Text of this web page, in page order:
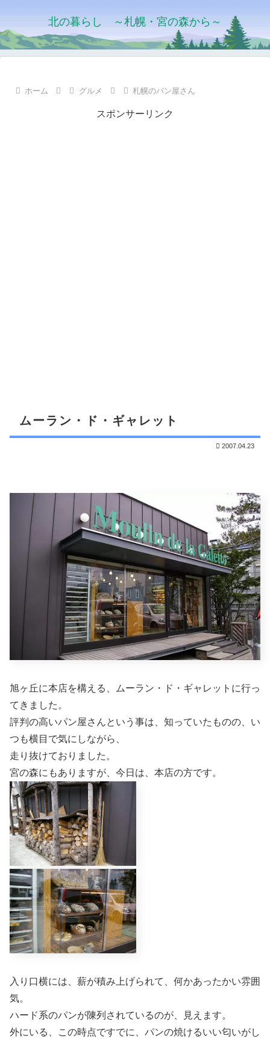
北の暮らし ～札幌・宮の森から～
ホーム グルメ 札幌のパン屋さん
スポンサーリンク
ムーラン・ド・ギャレット
2007.04.23
旭ヶ丘に本店を構える、ムーラン・ド・ギャレットに行っ
てきました。
評判の高いパン屋さんという事は、知っていたものの、い
つも横目で気にしながら、
走り抜けておりました。
宮の森にもありますが、今日は、本店の方です。
入り口横には、薪が積み上げられて、何かあったかい雰囲
気。
ハード系のパンが陳列されているのが、見えます。
外にいる、この時点ですでに、パンの焼けるいい匂いがし